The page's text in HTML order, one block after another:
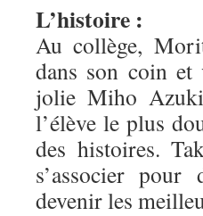
L’histoire :
Au collège,
dans son coin
jolie Miho
l’élève le plus
des histoires.
s’associer
devenir les